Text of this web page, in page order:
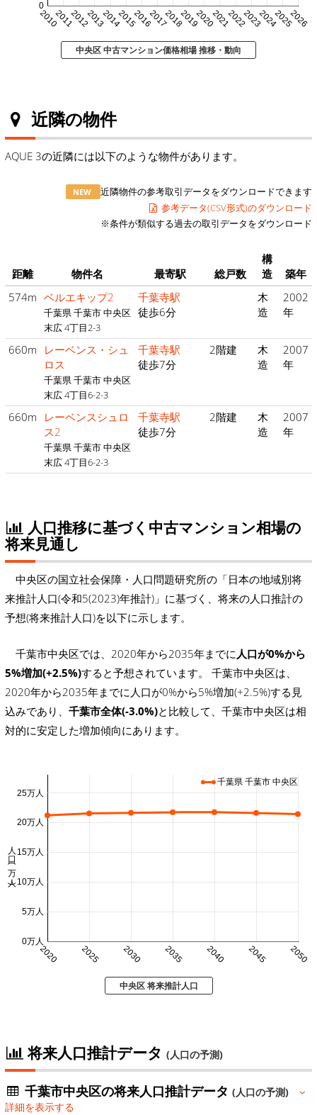
20102011201220132014201520162017201820192020202120222023202420252026
0
中央区 中古マンション価格相場 推移・動向
近隣の物件
AQUE 3の近隣には以下のような物件があります。
NEW
近隣物件の参考取引データをダウンロードできます
参考データ(CSV形式)のダウンロード
※条件が類似する過去の取引データをダウンロード
距離 物件名 最寄駅 総戸数
構
造
築年
574m ベルエキップ2
千葉県 千葉市 中央区
末広 4丁目2-3
千葉寺駅
徒歩6分
木
造
2002
年
660m
レーベンス・シュ
ロス
千葉県 千葉市 中央区
末広 4丁目6-2-3
千葉寺駅
徒歩7分
2階建
木
造
2007
年
660m
レーベンスシュロ
ス2
千葉県 千葉市 中央区
末広 4丁目6-2-3
千葉寺駅
徒歩7分
2階建
木
造
2007
年
人口推移に基づく中古マンション相場の
将来見通し
中央区の国立社会保障・人口問題研究所の「日本の地域別将
来推計人口(令和5(2023)年推計)」に基づく、将来の人口推計の
予想(将来推計人口)を以下に示します。
千葉市中央区では、2020年から2035年までに 人口が0%から
5%増加(+2.5%)すると予想されています。 千葉市中央区は、
2020年から2035年までに人口が0%から5%増加(+2.5%)する見
込みであり、 千葉市全体(-3.0%)と比較して、千葉市中央区は相
対的に安定した増加傾向にあります。
2020 2025 2030 2035 2040 2045 2050
0万人
5万人
10万人
15万人
20万人
25万人
人口 (万人)
千葉県 千葉市 中央区
中央区 将来推計人口
将来人口推計データ (人口の予測)
千葉市中央区の将来人口推計データ(人口の予測)
詳細を表示する